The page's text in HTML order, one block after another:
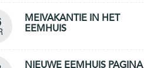
MEIVAKANTIE IN HET
EEMHUIS
NIEUWE EEMHUIS PAGINA